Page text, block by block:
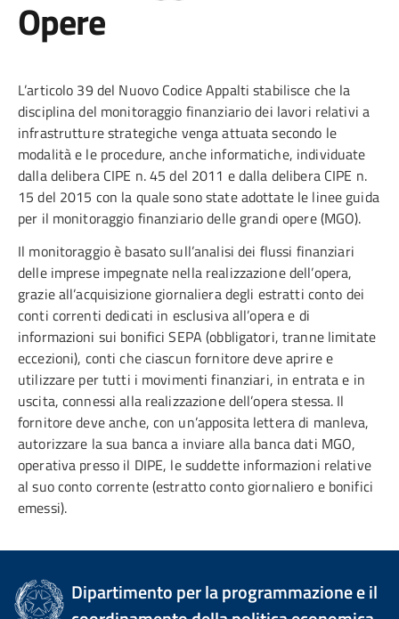
Opere
L’articolo 39 del Nuovo Codice Appalti stabilisce che la
disciplina del monitoraggio finanziario dei lavori relativi a
infrastrutture strategiche venga attuata secondo le
modalità e le procedure, anche informatiche, individuate
dalla delibera CIPE n. 45 del 2011 e dalla delibera CIPE n.
15 del 2015 con la quale sono state adottate le linee guida
per il monitoraggio finanziario delle grandi opere (MGO).
Il monitoraggio è basato sull’analisi dei flussi finanziari
delle imprese impegnate nella realizzazione dell’opera,
grazie all’acquisizione giornaliera degli estratti conto dei
conti correnti dedicati in esclusiva all’opera e di
informazioni sui bonifici SEPA (obbligatori, tranne limitate
eccezioni), conti che ciascun fornitore deve aprire e
utilizzare per tutti i movimenti finanziari, in entrata e in
uscita, connessi alla realizzazione dell’opera stessa. Il
fornitore deve anche, con un’apposita lettera di manleva,
autorizzare la sua banca a inviare alla banca dati MGO,
operativa presso il DIPE, le suddette informazioni relative
al suo conto corrente (estratto conto giornaliero e bonifici
emessi).
Dipartimento per la programmazione e il